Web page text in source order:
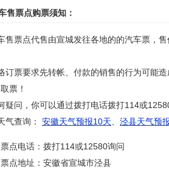
售票点购票须知：
售票点代售由宣城发往各地的的汽车票，
订票要求先转帐、付款的销售的行为可能
票！
疑问，你可以通过拨打电话拨打114或
气查询： 安徽天气预报10天 泾县天气预
点电话：拨打114或12580询问
点地址：安徽省宣城市泾县